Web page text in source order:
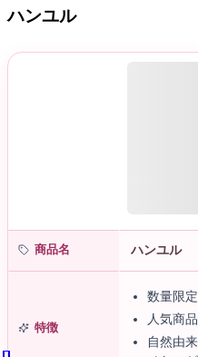
ハンユル
商品名 ハンユル
特徴
数量限
人気商
自然由